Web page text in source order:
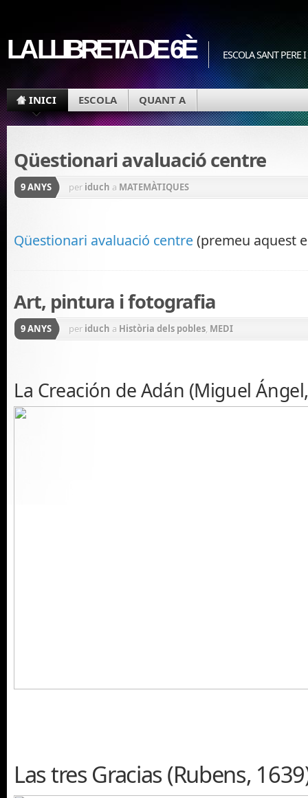
LA LLIBRETA DE 6È ESCOLA SANT PERE
INICI ESCOLA QUANT A
Qüestionari avaluació centre
9 ANYS per iduch a MATEMÀTIQUES
Qüestionari avaluació centre(premeu aquest
Art, pintura i fotografia
9 ANYS per iduch a Història dels pobles, MEDI
La Creación de Adán (Miguel
Las tres Gracias (Rubens,